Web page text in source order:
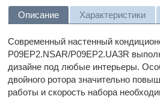
Описание Характеристики
Современный настенный
P09EP2.NSAR/P09EP2.UA3R
дизайне под любые интерьеры.
двойного ротора значительно
работы и скорость набора